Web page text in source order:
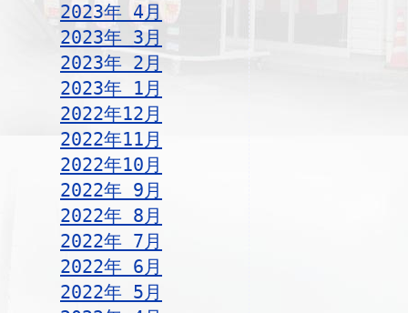
2023年 4月
2023年 3月
2023年 2月
2023年 1月
2022年12月
2022年11月
2022年10月
2022年 9月
2022年 8月
2022年 7月
2022年 6月
2022年 5月